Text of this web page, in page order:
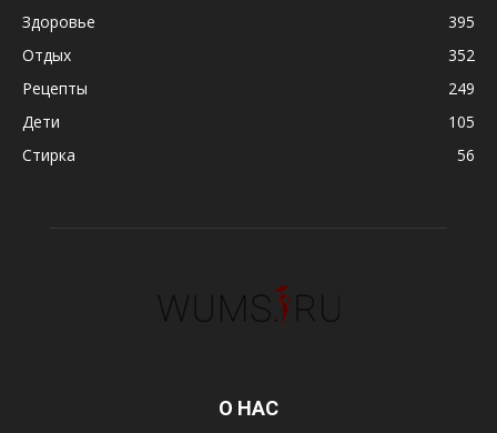
Здоровье
395
Отдых
352
Рецепты
249
Дети
105
Стирка
56
О НАС